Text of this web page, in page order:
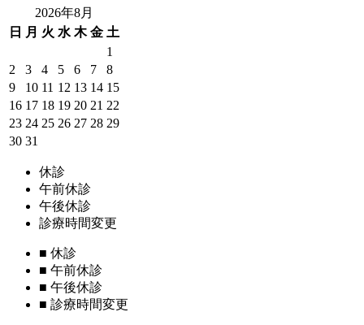
2026年8月
日
月 火 水 木 金 土
1
2
3 4 5 6 7
8
9
10 11 12 13 14 15
16 17 18 19 20 21 22
23 24 25 26 27 28 29
30 31
休診
午前休診
午後休診
診療時間変更
■ 休診
■ 午前休診
■ 午後休診
■ 診療時間変更